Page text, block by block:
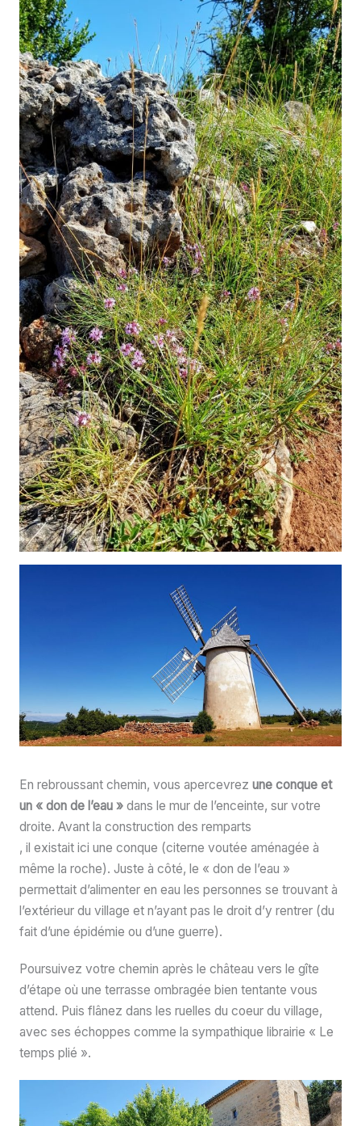
En rebroussant chemin, vous apercevrez une conque et
un « don de l’eau »dans le mur de l’enceinte, sur votre
droite. Avant la construction des remparts
, il existait ici une conque (citerne voutée aménagée à
même la roche). Juste à côté, le « don de l’eau »
permettait d’alimenter en eau les personnes se trouvant à
l’extérieur du village et n’ayant pas le droit d’y rentrer (du
fait d’une épidémie ou d’une guerre).
Poursuivez votre chemin après le château vers le gîte
d’étape où une terrasse ombragée bien tentante vous
attend. Puis flânez dans les ruelles du coeur du village,
avec ses échoppes comme la sympathique librairie « Le
temps plié ».